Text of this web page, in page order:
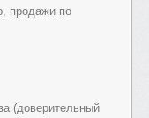
продажи по
(доверительный